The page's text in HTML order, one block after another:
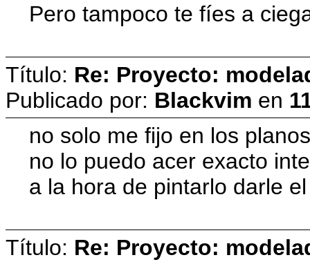
Pero tampoco te fíes a
Título: Re: Proyecto:
Publicado por: Blackvim en
no solo me fijo en los
no lo puedo acer exacto
a la hora de pintarlo darle
Título: Re: Proyecto: